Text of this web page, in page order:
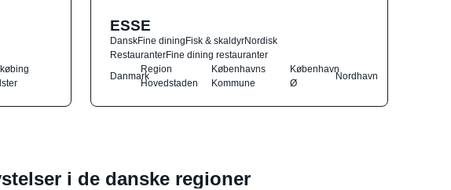
ESSE
DanskFine diningFisk & skaldyrNordisk
RestauranterFine dining restauranter
Danmark
Region
Hovedstaden
Københavns
Kommune
København
Ø
Nordhavn
i de danske regioner